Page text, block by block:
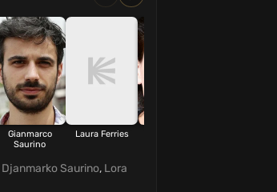
Gianmarco
Saurino
Laura Ferries
Djanmarko Saurino, Lora